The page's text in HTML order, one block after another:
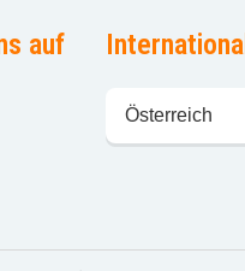
auf International
Sprache
wählen